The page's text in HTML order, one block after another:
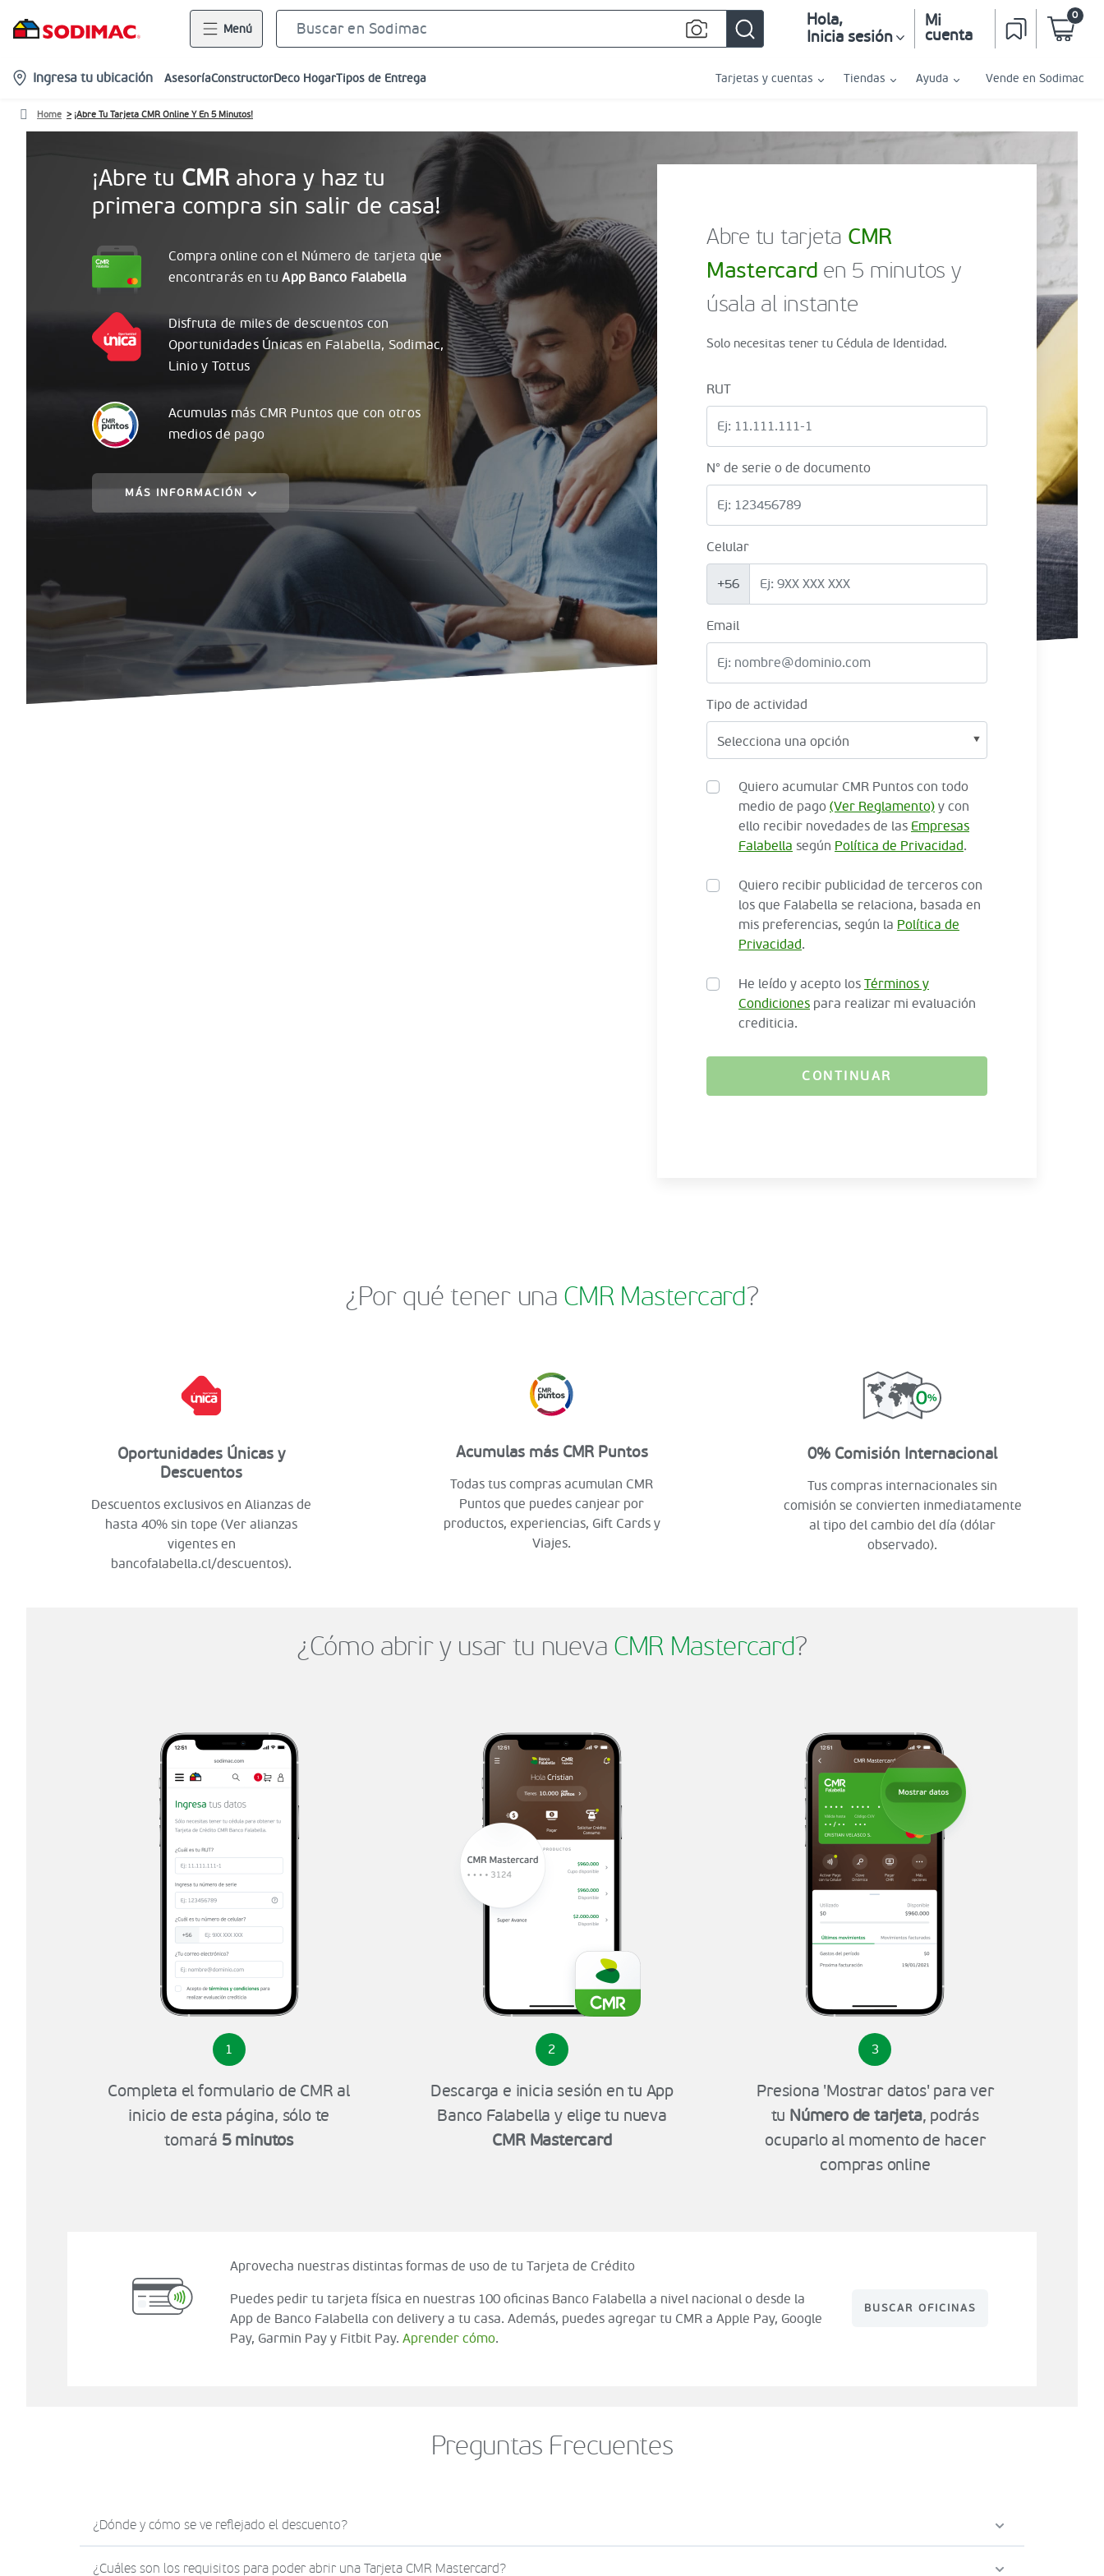
Menú Hola,
Inicia sesión
Mi
cuenta
0
location-
icon
Ingresa tu ubicación AsesoríaConstructorDeco HogarTipos de Entrega Tarjetas y cuentas Tiendas Ayuda Vende en Sodimac
Home ¡Abre Tu Tarjeta CMR Online Y En 5 Minutos!
¡Abre tu CMR ahora y haz tu
primera compra sin salir de casa!
Compra online con el Número de tarjeta que
encontrarás en tu App Banco Falabella
Disfruta de miles de descuentos con
OportunidadesÚnicasen Falabella, Sodimac,
Linio y Tottus
Acumulas más CMR Puntos que con otros
medios de pago
MÁS INFORMACIÓN
Abre tu tarjeta CMR
Mastercard en 5 minutos y
úsala al instante
Solo necesitas tener tu Cédula de Identidad.
RUT
N° de serie o de documento
Celular
+56
Email
Tipo de actividad
Quiero acumular CMR Puntos con todo
medio de pago (Ver Reglamento) y con
ello recibir novedades de las Empresas
Falabella según Política de Privacidad.
Quiero recibir publicidad de terceros con
los que Falabella se relaciona, basada en
mis preferencias, según la Política de
Privacidad.
He leído y acepto los Términos y
Condiciones para realizar mi evaluación
crediticia.
CONTINUAR
¿Por qué tener una CMR Mastercard?
Oportunidades Únicas y
Descuentos
Descuentos exclusivos en Alianzas de
hasta 40% sin tope (Ver alianzas
vigentes en
bancofalabella.cl/descuentos).
Acumulas más CMR Puntos
Todas tus compras acumulan CMR
Puntos que puedes canjear por
productos, experiencias, Gift Cards y
Viajes.
0% Comisión Internacional
Tus compras internacionales sin
comisión se convierten inmediatamente
al tipo del cambio del día (dólar
observado).
¿Cómo abrir y usar tu nueva CMR Mastercard?
1
Completa el formulario de CMR al
inicio de esta página, sólo te
tomará 5 minutos
2
Descarga e inicia sesión en tu App
Banco Falabella y elige tu nueva
CMR Mastercard
3
Presiona 'Mostrar datos' para ver
tu Número de tarjeta, podrás
ocuparlo al momento de hacer
compras online
Aprovecha nuestras distintas formas de uso de tu Tarjeta de Crédito
Puedes pedir tu tarjeta física en nuestras 100 oficinas Banco Falabella a nivel nacional o desde la
App de Banco Falabella con delivery a tu casa. Además, puedes agregar tu CMR a Apple Pay, Google
Pay, Garmin Pay y Fitbit Pay. Aprender cómo.
BUSCAR OFICINAS
Preguntas Frecuentes
¿Dónde y cómo se ve reflejado el descuento?
¿Cuáles son los requisitos para poder abrir una Tarjeta CMR Mastercard?